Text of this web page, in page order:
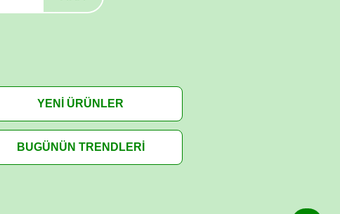
YENİ ÜRÜNLER
BUGÜNÜN TRENDLERİ